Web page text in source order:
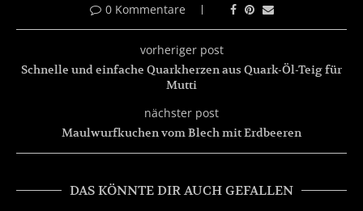
0 Kommentare
vorheriger post
Schnelle und einfache Quarkherzen aus Quark-Öl-Teig für
Mutti
nächster post
Maulwurfkuchen vom Blech mit Erdbeeren
DAS KÖNNTE DIR AUCH GEFALLEN